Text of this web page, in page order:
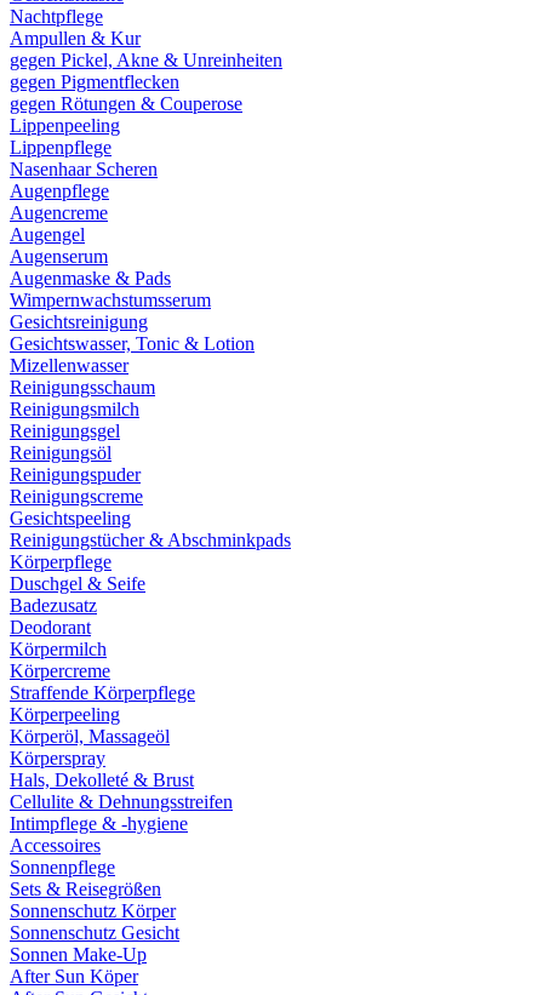
Nachtpflege
Ampullen & Kur
gegen Pickel, Akne & Unreinheiten
gegen Pigmentflecken
gegen Rötungen & Couperose
Lippenpeeling
Lippenpflege
Nasenhaar Scheren
Augenpflege
Augencreme
Augengel
Augenserum
Augenmaske & Pads
Wimpernwachstumsserum
Gesichtsreinigung
Gesichtswasser, Tonic & Lotion
Mizellenwasser
Reinigungsschaum
Reinigungsmilch
Reinigungsgel
Reinigungsöl
Reinigungspuder
Reinigungscreme
Gesichtspeeling
Reinigungstücher & Abschminkpads
Körperpflege
Duschgel & Seife
Badezusatz
Deodorant
Körpermilch
Körpercreme
Straffende Körperpflege
Körperpeeling
Körperöl, Massageöl
Körperspray
Hals, Dekolleté & Brust
Cellulite & Dehnungsstreifen
Intimpflege & -hygiene
Accessoires
Sonnenpflege
Sets & Reisegrößen
Sonnenschutz Körper
Sonnenschutz Gesicht
Sonnen Make-Up
After Sun Köper